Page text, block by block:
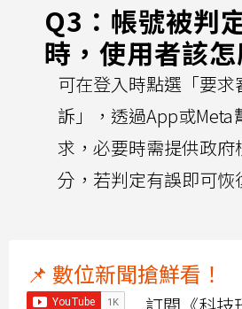
Q3：帳號被判
時，使用者該
可在登入時點選「要求
訴」，透過App或Meta
求，必要時需提供政府
分，若判定有誤即可恢
📌 數位新聞搶鮮看！